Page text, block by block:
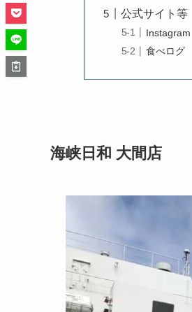
公式サイト等
Instagram
食べログ
海峡日和 大間店